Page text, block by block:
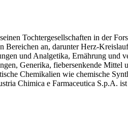
Tochtergesellschaften in der
Bereichen an, darunter Herz-
und Analgetika, Ernährung und
Generika, fiebersenkende
Chemikalien wie chemische
Chimica e Farmaceutica S.p.A.